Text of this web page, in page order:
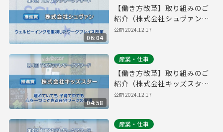
06:04
【働き方改革】取り組みのご
紹介（株式会社シュヴァン）
｜第４回「TOKYOテレワーク
公開2024.12.17
04:58
産業・仕事
【働き方改革】取り組みのご
紹介（株式会社キッズスタ
ー）｜第４回「TOKYOテレワ
公開2024.12.17
産業・仕事